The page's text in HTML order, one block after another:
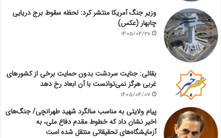
وزیر جنگ آمریکا منتشر کرد: لحظه سقوط برج دریایی
چابهار (عکس)
1405/04/26
بقائی: جنایت سردشت بدون حمایت برخی از کشورهای
غربی هرگز نمی‌توانست با آن ابعاد رخ دهد
1405/04/07
پیام ولایتی به مناسب سالگرد شهید طهرانچی/ جنگ‌های
اخیر نشان داد که خطوط مقدم دفاع ملی، به
آزمایشگاه‌های تحقیقاتی منتقل شده است